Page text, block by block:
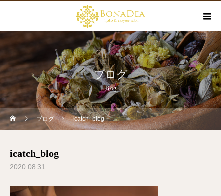
ブログ
Blog
ブログ icatch_blog
icatch_blog
2020.08.31